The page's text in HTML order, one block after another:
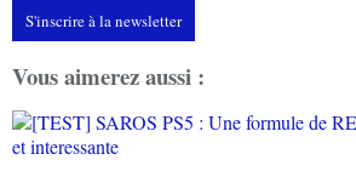
S'inscrire à la newsletter
Vous aimerez aussi :